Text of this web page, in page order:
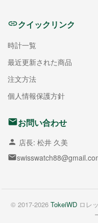
クイックリンク
時計一覧
最近更新された商品
注文方法
個人情報保護方針
お問い合わせ
店長: 松井 久美
© 2017-2026 TokeiWDロレ